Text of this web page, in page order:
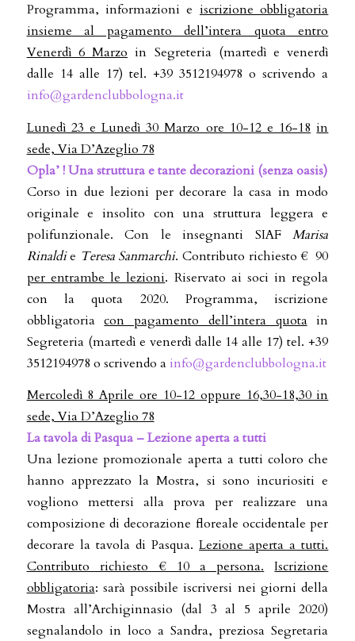
Programma, informazioni e iscrizione obbligatoria
insieme al pagamento dell’intera quota entro
Venerdì 6 Marzo in Segreteria (martedì e venerdì
dalle 14 alle 17) tel. +39 3512194978 o scrivendo a
info@gardenclubbologna.it
Lunedì 23 e Lunedì 30 Marzo ore 10-12 e 16-18 in
sede, Via D’Azeglio 78
Opla’ ! Una struttura e tante decorazioni (senza oasis)
Corso in due lezioni per decorare la casa in modo
originale e insolito con una struttura leggera e
polifunzionale. Con le insegnanti SIAFMarisa
Rinaldie Teresa Sanmarchi. Contributo richiesto € 90
per entrambe le lezioni. Riservato ai soci in regola
con la quota 2020. Programma, iscrizione
obbligatoriacon pagamento dell’intera quota in
Segreteria (martedì e venerdì dalle 14 alle 17) tel. +39
3512194978 o scrivendo a info@gardenclubbologna.it
Mercoledì 8 Aprile ore 10-12 oppure 16,30-18,30 in
sede, Via D’Azeglio 78
La tavola di Pasqua – Lezione aperta a tutti
Una lezione promozionale aperta a tutti coloro che
hanno apprezzato la Mostra, si sono incuriositi e
vogliono mettersi alla prova per realizzare una
composizione di decorazione floreale occidentale per
decorare la tavola di Pasqua.Lezione aperta a tutti.
Contributo richiesto € 10 a persona. Iscrizione
obbligatoria: sarà possibile iscriversi nei giorni della
Mostra all’Archiginnasio (dal 3 al 5 aprile 2020)
segnalandolo in loco a Sandra, preziosa Segretaria